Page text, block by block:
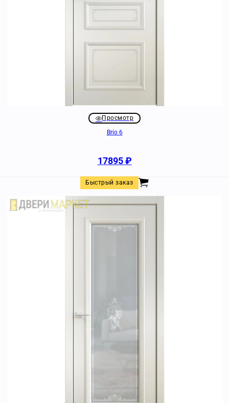
Просмотр
Brio 6
17895₽
Быстрый заказ